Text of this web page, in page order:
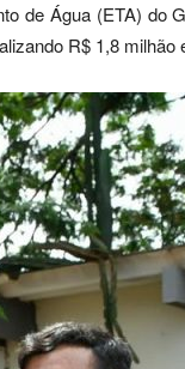
de Água (ETA) do
R$ 1,8 milhão